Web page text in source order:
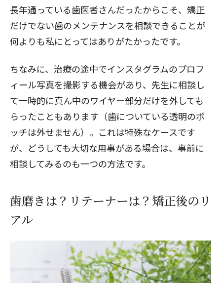
長年通っている歯医者さんだったからこそ、矯正
だけでない歯のメンテナンスを相談できることが
何よりも私にとってはありがたかったです。
ちなみに、治療の途中でインスタグラムのプロフ
ィール写真を撮影する機会があり、先生に相談し
て一時的に真ん中のワイヤー部分だけを外しても
らったこともあります（歯についている透明のポ
ッチは外せません）。これは特殊なケースです
が、どうしても大切な用事がある場合は、事前に
相談してみるのも一つの方法です。
歯磨きは？リテーナーは？矯正後のリ
アル